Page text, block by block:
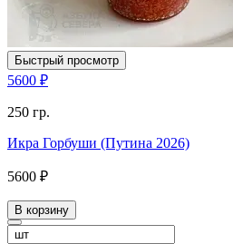
Быстрый просмотр
5600 ₽
250 гр.
Икра Горбуши (Путина 2026)
5600 ₽
В корзину